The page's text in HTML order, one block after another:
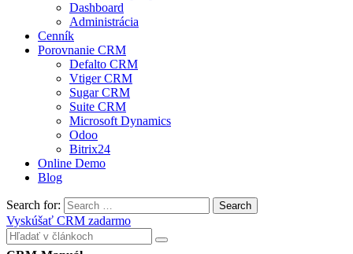
Dashboard
Administrácia
Cenník
Porovnanie CRM
Defalto CRM
Vtiger CRM
Sugar CRM
Suite CRM
Microsoft Dynamics
Odoo
Bitrix24
Online Demo
Blog
Search for: Search
Vyskúšať CRM zadarmo